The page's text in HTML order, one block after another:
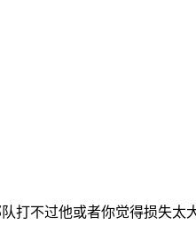
打不过他或者你觉得损失太